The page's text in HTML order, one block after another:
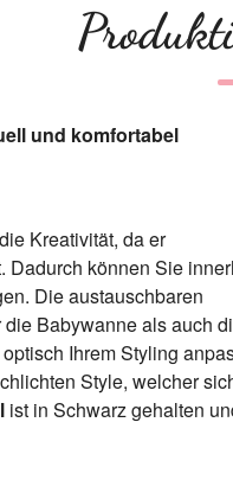
und komfortabel
Kreativität, da er
Dadurch können Sie
Die austauschbaren
Babywanne als auch
Ihrem Styling
Style, welcher
ist in Schwarz gehalten